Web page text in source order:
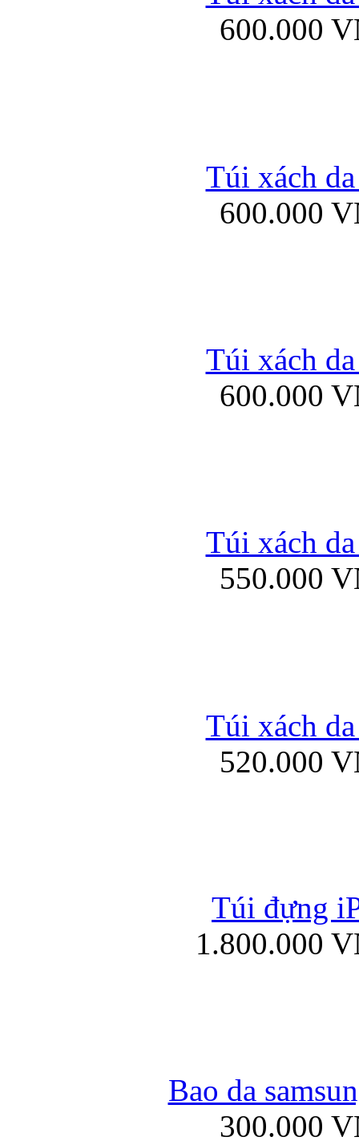
Bao da iPhone 5
Bao da iPad
Túi xách da
600.000
Túi xách
600.000
Túi xách
600.000
Túi xách
550.000
Túi xách
520.000
Túi đựng
1.800.000
Bao da
300.000